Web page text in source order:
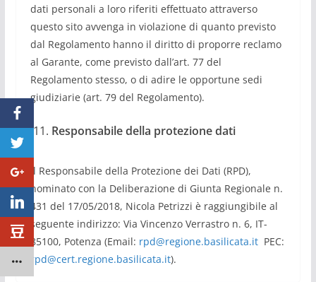
dati personali a loro riferiti effettuato attraverso
questo sito avvenga in violazione di quanto previsto
dal Regolamento hanno il diritto di proporre reclamo
al Garante, come previsto dall’art. 77 del
Regolamento stesso, o di adire le opportune sedi
giudiziarie (art. 79 del Regolamento).
Responsabile della protezione dati
Il Responsabile della Protezione dei Dati (RPD),
nominato con la Deliberazione di Giunta Regionale n.
431 del 17/05/2018, Nicola Petrizzi è raggiungibile al
seguente indirizzo: Via Vincenzo Verrastro n. 6, IT-
85100, Potenza (Email: rpd@regione.basilicata.itPEC:
rpd@cert.regione.basilicata.it).